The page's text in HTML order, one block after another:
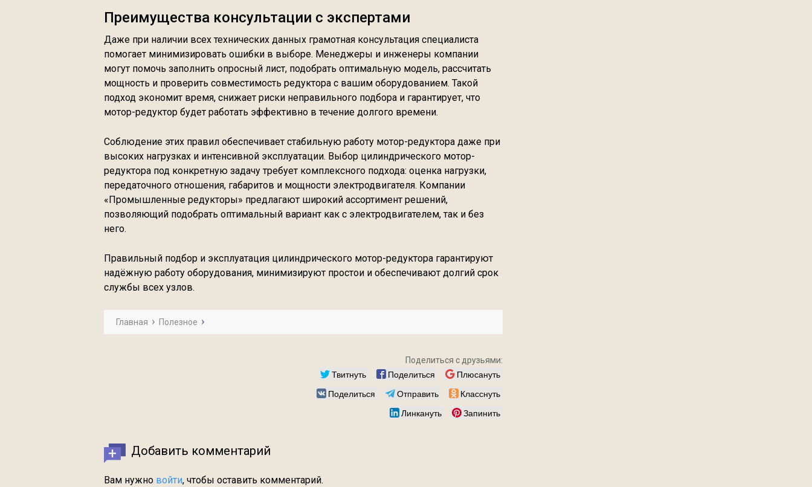
Преимущества консультации с экспертами
Даже при наличии всех технических данных грамотная консультация специалиста
помогает минимизировать ошибки в выборе. Менеджеры и инженеры компании
могут помочь заполнить опросный лист, подобрать оптимальную модель, рассчитать
мощность и проверить совместимость редуктора с вашим оборудованием. Такой
подход экономит время, снижает риски неправильного подбора и гарантирует, что
мотор-редуктор будет работать эффективно в течение долгого времени.
Соблюдение этих правил обеспечивает стабильную работу мотор-редуктора даже при
высоких нагрузках и интенсивной эксплуатации. Выбор цилиндрического мотор-
редуктора под конкретную задачу требует комплексного подхода: оценка нагрузки,
передаточного отношения, габаритов и мощности электродвигателя. Компании
«Промышленные редукторы» предлагают широкий ассортимент решений,
позволяющий подобрать оптимальный вариант как с электродвигателем, так и без
него.
Правильный подбор и эксплуатация цилиндрического мотор-редуктора гарантируют
надёжную работу оборудования, минимизируют простои и обеспечивают долгий срок
службы всех узлов.
Главная Полезное
Поделиться с друзьями:
Твитнуть Поделиться
Плюсануть
Поделиться
Отправить
Класснуть
Линкануть
Запинить
Добавить комментарий
Вам нужно войти, чтобы оставить комментарий.